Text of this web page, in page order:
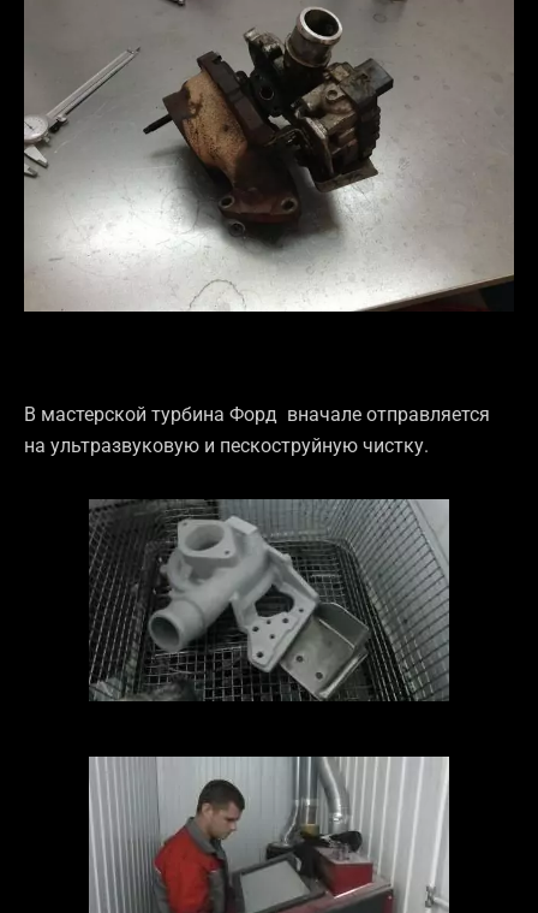
В мастерской турбина Форд вначале отправляется
на ультразвуковую и пескоструйную чистку.